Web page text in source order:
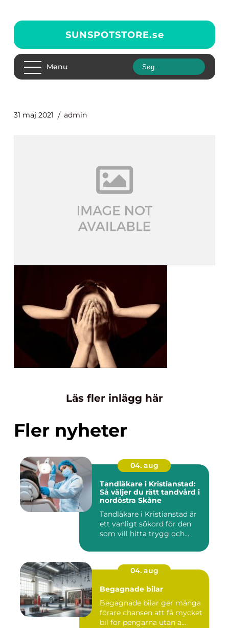
SUNSPOTSTORE.se
Menu
31 maj 2021 admin
Läs fler inlägg här
Fler nyheter
04. aug
Tandläkare i Kristianstad:
Så väljer du rätt tandvård i
nordöstra Skåne
Tandläkare i Kristianstad är
ett vanligt sökord för den
som vill hitta trygg och...
04. aug
Begagnade bilar
Begagnade bilar ger många
förare chansen att få mycket
bil för pengarna utan a...